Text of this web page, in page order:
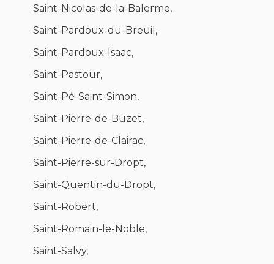
Saint-Nicolas-de-la-Balerme,
Saint-Pardoux-du-Breuil,
Saint-Pardoux-Isaac,
Saint-Pastour,
Saint-Pé-Saint-Simon,
Saint-Pierre-de-Buzet,
Saint-Pierre-de-Clairac,
Saint-Pierre-sur-Dropt,
Saint-Quentin-du-Dropt,
Saint-Robert,
Saint-Romain-le-Noble,
Saint-Salvy,